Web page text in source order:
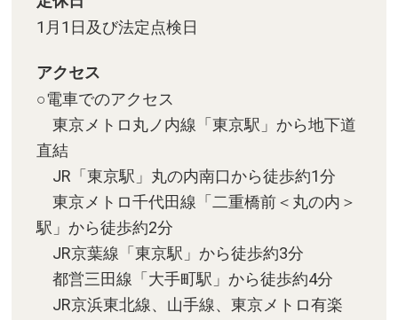
1月1日及び法定点検日
アクセス
○電車でのアクセス
東京メトロ丸ノ内線「東京駅」から地下道
直結
JR「東京駅」丸の内南口から徒歩約1分
東京メトロ千代田線「二重橋前＜丸の内＞
駅」から徒歩約2分
JR京葉線「東京駅」から徒歩約3分
都営三田線「大手町駅」から徒歩約4分
JR京浜東北線、山手線、東京メトロ有楽